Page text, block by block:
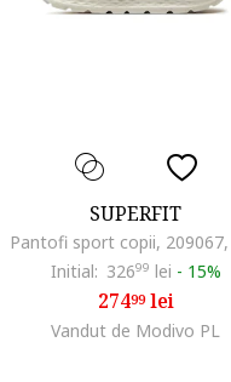
SUPERFIT
Initial: 32699 lei - 15%
27499lei
Vandut de Modivo PL